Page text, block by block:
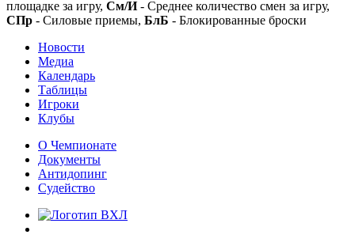
площадке за игру, См/И- Среднее количество смен за игру,
СПр - Силовые приемы, БлБ - Блокированные броски
Новости
Медиа
Календарь
Таблицы
Игроки
Клубы
О Чемпионате
Документы
Антидопинг
Судейство